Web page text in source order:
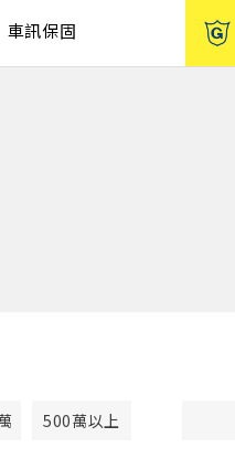
車訊保固
500萬以上